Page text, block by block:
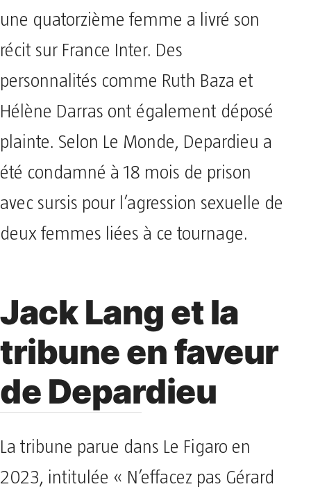
une quatorzième femme a livré son
récit sur France Inter. Des
personnalités comme Ruth Baza et
Hélène Darras ont également déposé
plainte. Selon Le Monde, Depardieu a
été condamné à 18 mois de prison
avec sursis pour l’agression sexuelle de
deux femmes liées à ce tournage.
Jack Lang et la
tribune en faveur
de Depardieu
La tribune parue dans Le Figaro en
2023, intitulée « N’effacez pas Gérard